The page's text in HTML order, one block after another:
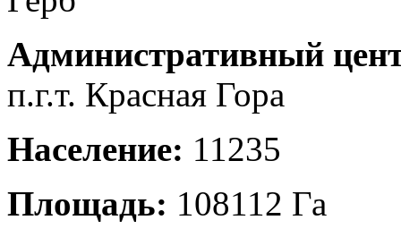
Административный
п.г.т. Красная Гора
Население: 11235
Площадь: 108112 Га